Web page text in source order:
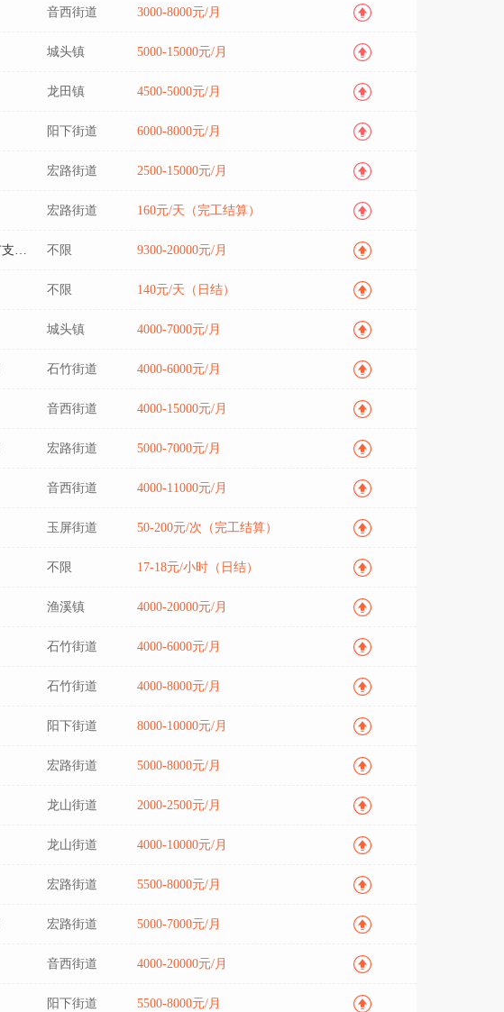
音西街道 3000-8000元/月
城头镇 5000-15000元/月
龙田镇 4500-5000元/月
阳下街道 6000-8000元/月
宏路街道 2500-15000元/月
宏路街道 160元/天（完工结算）
不限 9300-20000元/月
不限 140元/天（日结）
城头镇 4000-7000元/月
石竹街道 4000-6000元/月
音西街道 4000-15000元/月
宏路街道 5000-7000元/月
音西街道 4000-11000元/月
玉屏街道 50-200元/次（完工结算）
不限 17-18元/小时（日结）
渔溪镇 4000-20000元/月
石竹街道 4000-6000元/月
石竹街道 4000-8000元/月
阳下街道 8000-10000元/月
宏路街道 5000-8000元/月
龙山街道 2000-2500元/月
龙山街道 4000-10000元/月
宏路街道 5500-8000元/月
宏路街道 5000-7000元/月
音西街道 4000-20000元/月
阳下街道 5500-8000元/月